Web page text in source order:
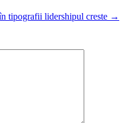
tipografii lidershipul creste →